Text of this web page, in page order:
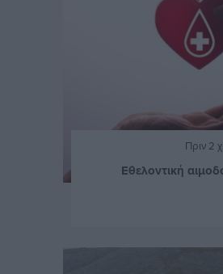
Πριν 2
Εθελοντική